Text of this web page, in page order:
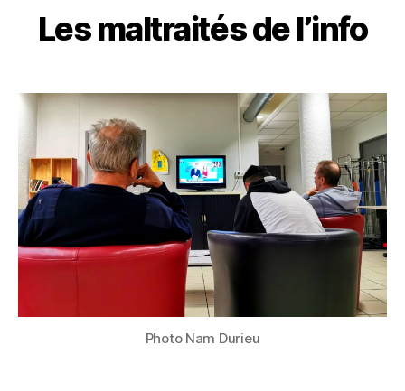
Les maltraités de l’info
Photo Nam Durieu